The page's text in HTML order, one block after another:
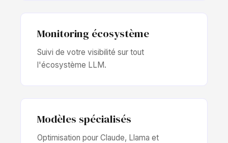
Monitoring écosystème
Suivi de votre visibilité sur tout
l'écosystème LLM.
Modèles spécialisés
Optimisation pour Claude, Llama et